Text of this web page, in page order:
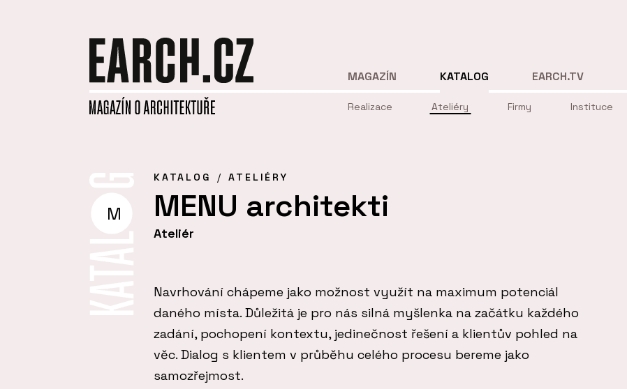
MAGAZÍN KATALOG
Realizace Ateliéry Firmy Instituce
EARCH.TV
M
KATALOG ATELIÉRY
MENU architekti
Ateliér
Navrhování chápeme jako možnost využít na maximum potenciál
daného místa. Důležitá je pro nás silná myšlenka na začátku každého
zadání, pochopení kontextu, jedinečnost řešení a klientův pohled na
věc. Dialog s klientem v průběhu celého procesu bereme jako
samozřejmost.